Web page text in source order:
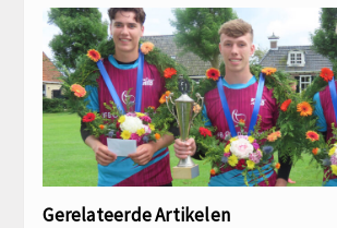
Gerelateerde Artikelen